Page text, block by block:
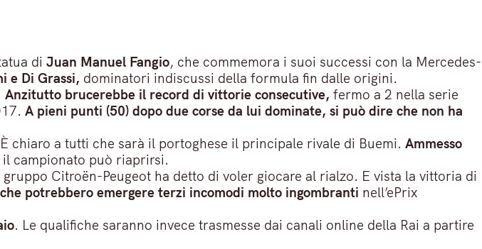
di Juan Manuel Fangio, che commemora i suoi successi con la Mercedes-
e Di Grassi, dominatori indiscussi della formula fin dalle origini.
Anzitutto brucerebbe il record di vittorie consecutive, fermo a 2 nella serie
A pieni punti (50) dopo due corse da lui dominate, si può dire che non ha
chiaro a tutti che sarà il portoghese il principale rivale di Buemi. Ammesso
il campionato può riaprirsi.
gruppo Citroën-Peugeot ha detto di voler giocare al rialzo. E vista la vittoria di
potrebbero emergere terzi incomodi molto ingombranti nell’ePrix
. Le qualifiche saranno invece trasmesse dai canali online della Rai a partire